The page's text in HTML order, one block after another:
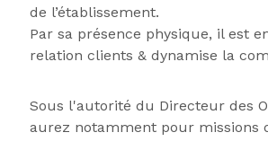
de l’établissement.
Par sa présence physique, il est
relation clients & dynamise la
Sous l'autorité du Directeur des
aurez notamment pour missions